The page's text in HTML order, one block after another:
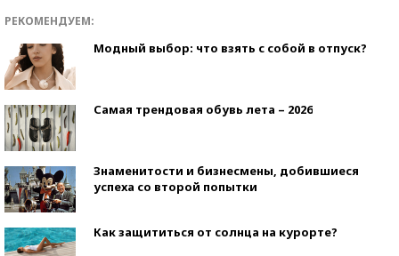
РЕКОМЕНДУЕМ:
Модный выбор: что взять с собой в отпуск?
Самая трендовая обувь лета – 2026
Знаменитости и бизнесмены, добившиеся
успеха со второй попытки
Как защититься от солнца на курорте?